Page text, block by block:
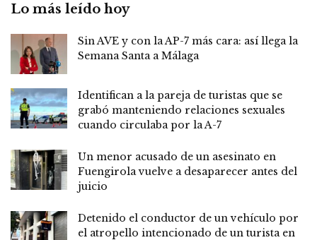
Lo más leído hoy
Sin AVE y con la AP-7 más cara: así llega la
Semana Santa a Málaga
Identifican a la pareja de turistas que se
grabó manteniendo relaciones sexuales
cuando circulaba por la A-7
Un menor acusado de un asesinato en
Fuengirola vuelve a desaparecer antes del
juicio
Detenido el conductor de un vehículo por
el atropello intencionado de un turista en